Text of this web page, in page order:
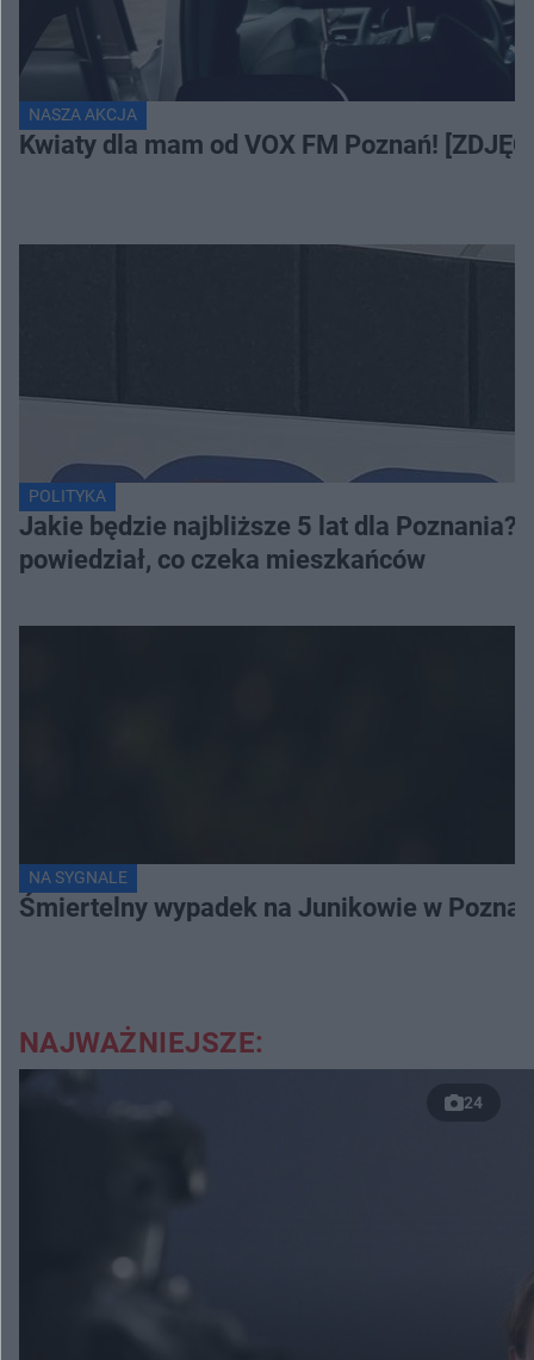
NASZA AKCJA
Kwiaty dla mam od VOX FM Poznań!
POLITYKA
Jakie będzie najbliższe 5 lat dla Poznania?
powiedział, co czeka mieszkańców
NA SYGNALE
Śmiertelny wypadek na Junikowie w
NAJWAŻNIEJSZE:
24